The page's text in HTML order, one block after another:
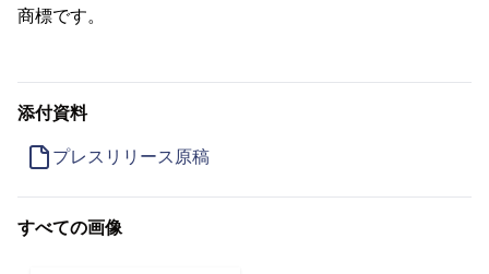
商標です。
添付資料
プレスリリース原稿
すべての画像